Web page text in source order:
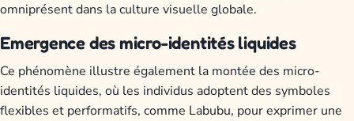
omniprésent dans la culture visuelle globale.
Emergence des micro-identités liquides
Ce phénomène illustre également la montée des micro-
identités liquides, où les individus adoptent des symboles
flexibles et performatifs, comme Labubu, pour exprimer une